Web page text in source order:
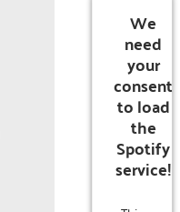
We
need
your
consent
to load
the
Spotify
service!